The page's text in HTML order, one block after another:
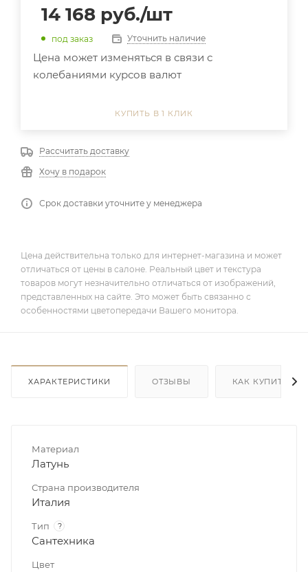
14 168 руб./шт
под заказ Уточнить наличие
Цена может изменяться в связи с
колебаниями курсов валют
КУПИТЬ В 1 КЛИК
Рассчитать доставку
Хочу в подарок
Срок доставки уточните у менеджера
Цена действительна только для интернет-магазина и может
отличаться от цены в салоне. Реальный цвет и текстура
товаров могут незначительно отличаться от изображений,
представленных на сайте. Это может быть связанно с
особенностями цветопередачи Вашего монитора.
ХАРАКТЕРИСТИКИ ОТЗЫВЫ КАК КУПИТЬ
Материал
Латунь
Страна производителя
Италия
Тип ?
Сантехника
Цвет